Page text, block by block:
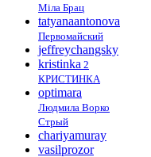
Міла Брац
tatyanaantonova
Первомайский
jeffreychangsky
kristinka 2
КРИСТИНКА
optimara
Людмила Ворко
Стрый
chariyamuray
vasilprozor